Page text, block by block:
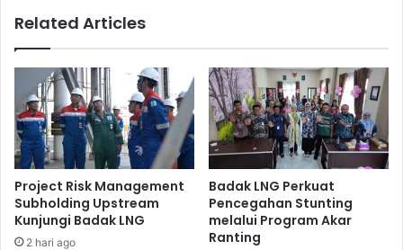
Related Articles
Project Risk Management
Subholding Upstream
Kunjungi Badak LNG
2 hari ago
Badak LNG Perkuat
Pencegahan Stunting
melalui Program Akar
Ranting